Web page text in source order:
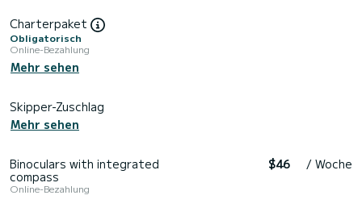
Charterpaket
Obligatorisch
Online-Bezahlung
Mehr sehen
Skipper-Zuschlag
Mehr sehen
Binoculars with integrated
compass
Online-Bezahlung
$46 / Woche